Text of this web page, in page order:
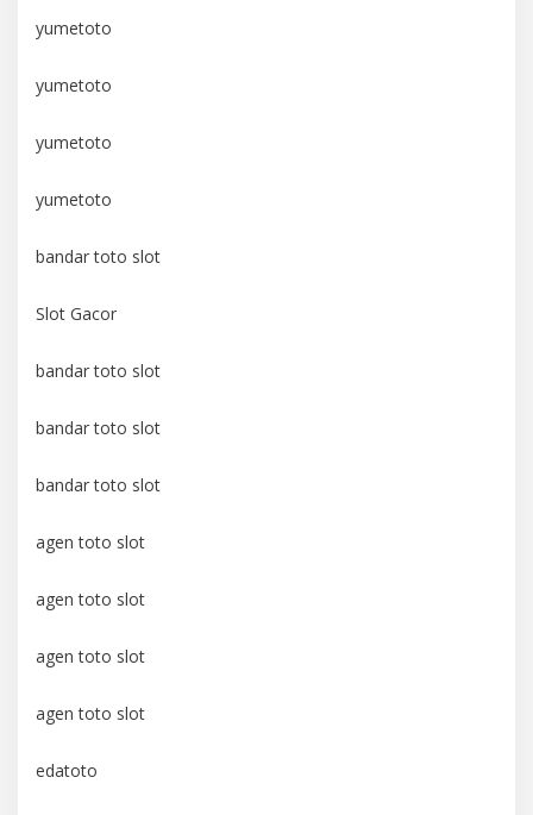
yumetoto
yumetoto
yumetoto
yumetoto
bandar toto slot
Slot Gacor
bandar toto slot
bandar toto slot
bandar toto slot
agen toto slot
agen toto slot
agen toto slot
agen toto slot
edatoto